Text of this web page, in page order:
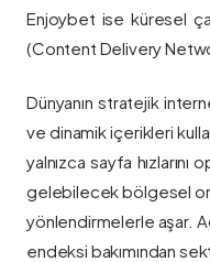
Enjoybet ise küresel
(Content Delivery
Dünyanın stratejik
ve dinamik içerikleri
yalnızca sayfa
gelebilecek bölgesel
yönlendirmelerle aşar.
endeksi bakımından